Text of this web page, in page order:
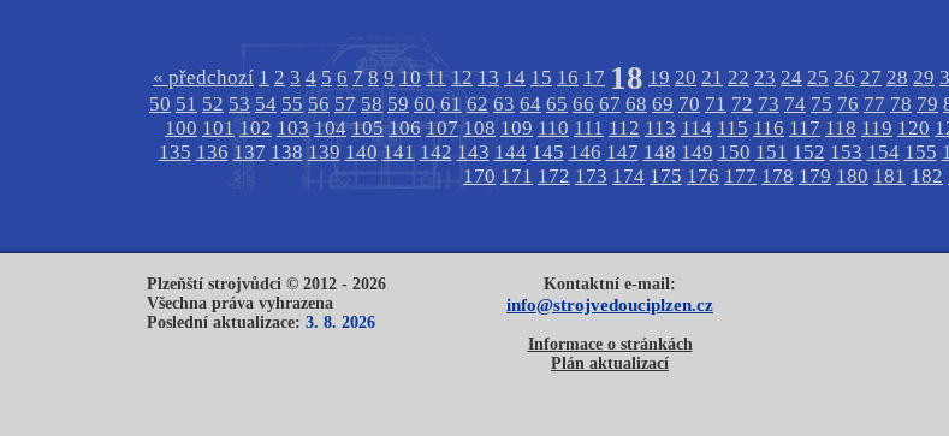
« předchozí 1 2 3 4 5 6 7 8 9 10 11 12 13 14 15 16 17 18 19 20 21 22 23 24 25 26 27 28 29
50 51 52 53 54 55 56 57 58 59 60 61 62 63 64 65 66 67 68 69 70 71 72 73 74 75 76 77 78 79
100 101 102 103 104 105 106 107 108 109 110 111 112 113 114 115 116 117 118 119 120
135 136 137 138 139 140 141 142 143 144 145 146 147 148 149 150 151 152 153 154 155
170 171 172 173 174 175 176 177 178 179 180 181 182
Plzeňští strojvůdci © 2012 - 2026
Všechna práva vyhrazena
Poslední aktualizace: 3. 8. 2026
Kontaktní e-mail:
info@strojvedouciplzen.cz
Informace o stránkách
Plán aktualizací